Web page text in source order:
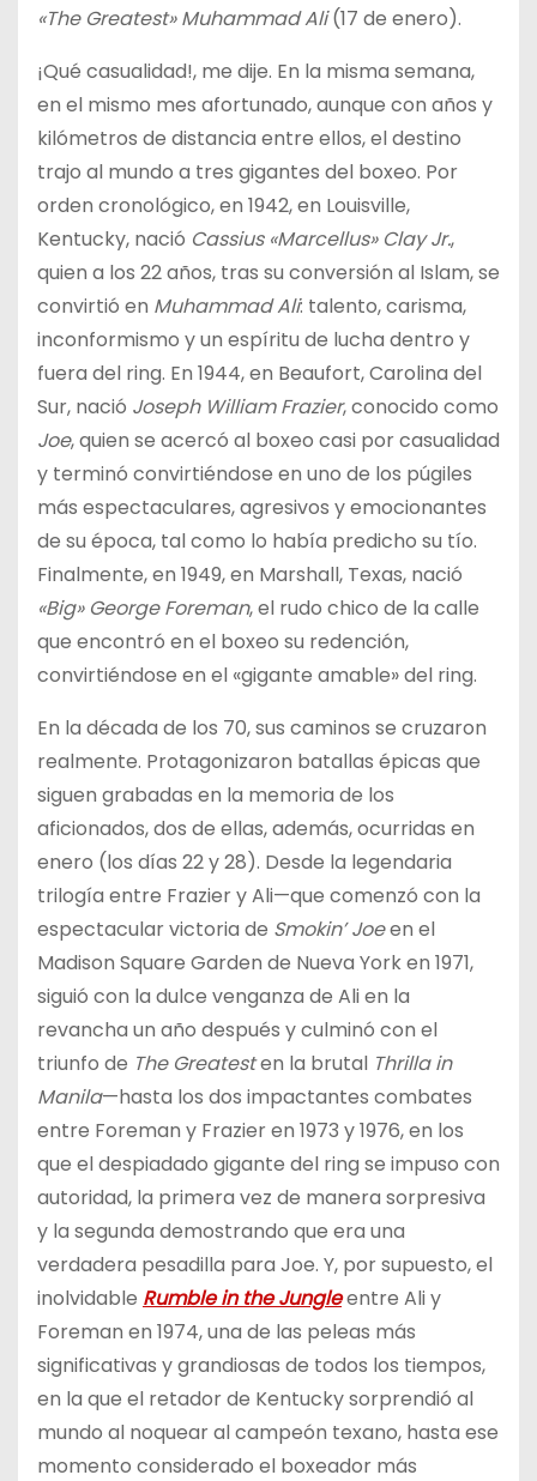
«The Greatest» Muhammad Ali(17 de enero).
¡Qué casualidad!, me dije. En la misma semana,
en el mismo mes afortunado, aunque con años y
kilómetros de distancia entre ellos, el destino
trajo al mundo a tres gigantes del boxeo. Por
orden cronológico, en 1942, en Louisville,
Kentucky, nació Cassius «Marcellus» Clay Jr.,
quien a los 22 años, tras su conversión al Islam, se
convirtió en Muhammad Ali: talento, carisma,
inconformismo y un espíritu de lucha dentro y
fuera del ring. En 1944, en Beaufort, Carolina del
Sur, nació Joseph William Frazier, conocido como
Joe, quien se acercó al boxeo casi por casualidad
y terminó convirtiéndose en uno de los púgiles
más espectaculares, agresivos y emocionantes
de su época, tal como lo había predicho su tío.
Finalmente, en 1949, en Marshall, Texas, nació
«Big» George Foreman, el rudo chico de la calle
que encontró en el boxeo su redención,
convirtiéndose en el «gigante amable» del ring.
En la década de los 70, sus caminos se cruzaron
realmente. Protagonizaron batallas épicas que
siguen grabadas en la memoria de los
aficionados, dos de ellas, además, ocurridas en
enero (los días 22 y 28). Desde la legendaria
trilogía entre Frazier y Ali—que comenzó con la
espectacular victoria de Smokin’ Joeen el
Madison Square Garden de Nueva York en 1971,
siguió con la dulce venganza de Ali en la
revancha un año después y culminó con el
triunfo de The Greatesten la brutal Thrilla in
Manila—hasta los dos impactantes combates
entre Foreman y Frazier en 1973 y 1976, en los
que el despiadado gigante del ring se impuso con
autoridad, la primera vez de manera sorpresiva
y la segunda demostrando que era una
verdadera pesadilla para Joe. Y, por supuesto, el
inolvidable Rumble in the Jungleentre Ali y
Foreman en 1974, una de las peleas más
significativas y grandiosas de todos los tiempos,
en la que el retador de Kentucky sorprendió al
mundo al noquear al campeón texano, hasta ese
momento considerado el boxeador más